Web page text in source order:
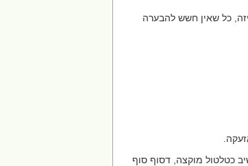
כל שאין חשש להבערה
כטלטול מוקצה, דסוף סוף